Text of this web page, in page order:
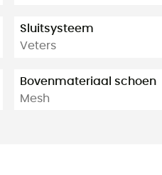
Sluitsysteem
Veters
Bovenmateriaal schoen
Mesh